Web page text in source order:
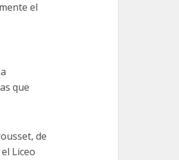
el
que
de
Liceo